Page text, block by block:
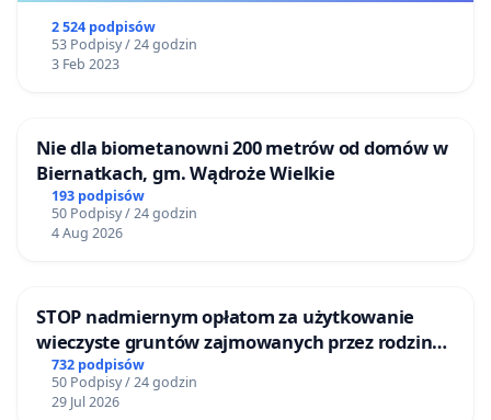
2 524 podpisów
53 Podpisy / 24 godzin
3 Feb 2023
Nie dla biometanowni 200 metrów od domów w
Biernatkach, gm. Wądroże Wielkie
193 podpisów
50 Podpisy / 24 godzin
4 Aug 2026
STOP nadmiernym opłatom za użytkowanie
wieczyste gruntów zajmowanych przez rodzinne
ogrody działkowe.
732 podpisów
50 Podpisy / 24 godzin
29 Jul 2026